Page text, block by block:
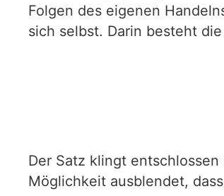
Folgen des eigenen
sich selbst. Darin besteht
Der Satz klingt
Möglichkeit ausblendet,